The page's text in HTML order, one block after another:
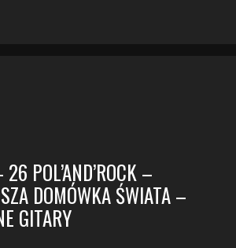
POL’AND’ROCK –
DOMÓWKA ŚWIATA –
GITARY